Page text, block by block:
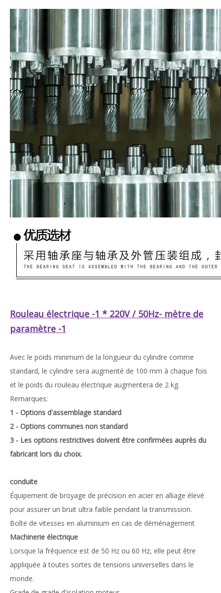
Rouleau électrique -1 * 220V / 50Hz- mètre de
paramètre -1
Avec le poids minimum de la longueur du cylindre comme
standard, le cylindre sera augmenté de 100 mm à chaque fois
et le poids du rouleau électrique augmentera de 2 kg.
Remarques:
1 - Options d'assemblage standard
2 - Options communes non standard
3 - Les options restrictives doivent être confirmées auprès du
fabricant lors du choix.
conduite
Équipement de broyage de précision en acier en alliage élevé
pour assurer un bruit ultra faible pendant la transmission.
Boîte de vitesses en aluminium en cas de déménagement
Machinerie électrique
Lorsque la fréquence est de 50 Hz ou 60 Hz, elle peut être
appliquée à toutes sortes de tensions universelles dans le
monde.